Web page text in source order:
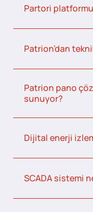
Partori
Patrion’dan
Patrion pano
sunuyor?
Dijital enerji
SCADA sistemi